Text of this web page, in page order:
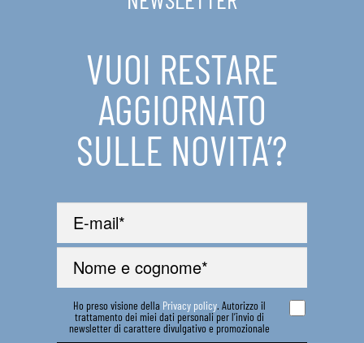
CONTATTI
VUOI RESTARE
AGGIORNATO
SULLE NOVITA’?
Ho preso visione della Privacy policy. Autorizzo il
trattamento dei miei dati personali per l’invio di
newsletter di carattere divulgativo e promozionale